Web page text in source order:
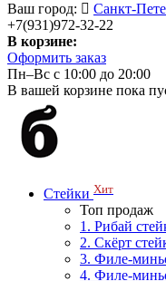
Ваш город:
Санкт-
+7(931)972-32-22
В корзине:
Оформить заказ
Пн–Вс с 10:00 до 20:00
В вашей корзине пока
Стейки Хит
Топ продаж
1. Рибай
2. Скёрт
3. Филе-
4. Филе-